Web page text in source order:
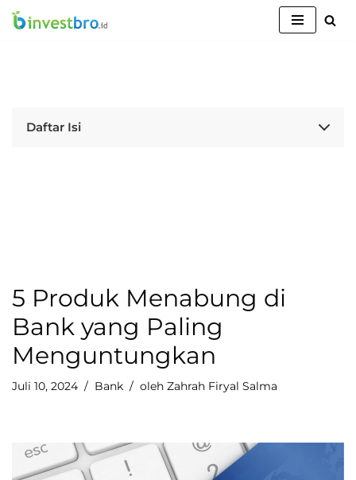
Daftar Isi
5 Produk Menabung di
Bank yang Paling
Menguntungkan
Juli 10, 2024 Bank oleh Zahrah Firyal Salma